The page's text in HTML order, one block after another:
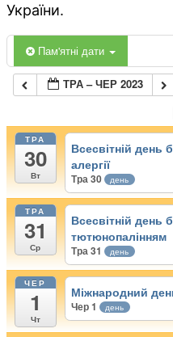
України.
Пам'ятні дати
ТРА – ЧЕР 2023
ТРА
30
Вт
Всесвітній день
алергії
Тра 30 день
ТРА
31
Ср
Всесвітній день
тютюнопалінням
Тра 31 день
ЧЕР
1
Чт
Міжнародний
Чер 1 день